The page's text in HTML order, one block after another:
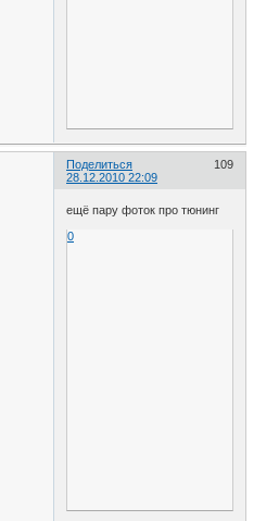
Поделиться
109
28.12.2010 22:09
ещё пару фоток про тюнинг
0